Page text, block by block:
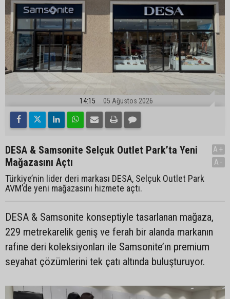
14:15 05 Ağustos 2026
DESA & Samsonite Selçuk Outlet Park’ta Yeni
Mağazasını Açtı
Türkiye’nin lider deri markası DESA, Selçuk Outlet Park
AVM’de yeni mağazasını hizmete açtı.
A+
A-
DESA & Samsonite konseptiyle tasarlanan mağaza,
229 metrekarelik geniş ve ferah bir alanda markanın
rafine deri koleksiyonları ile Samsonite’ın premium
seyahat çözümlerini tek çatı altında buluşturuyor.